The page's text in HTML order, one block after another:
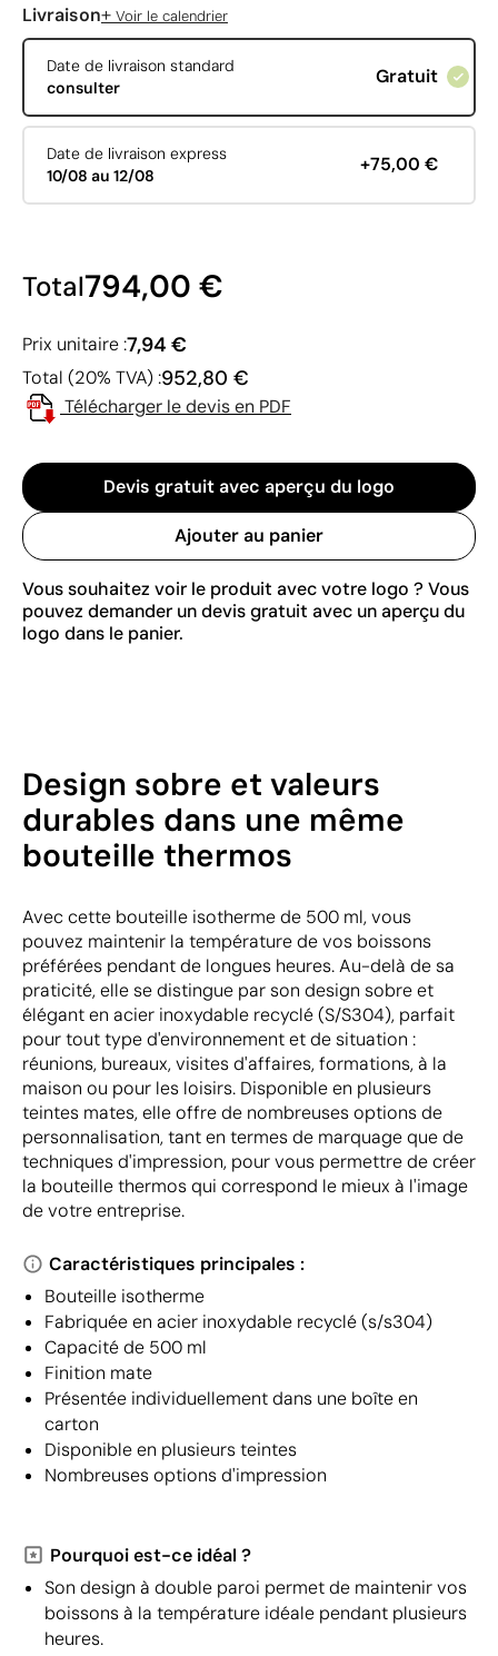
Livraison+ Voir le calendrier
Date de livraison standard
consulter
Gratuit
Date de livraison express
10/08 au 12/08
+75,00 €
Total794,00 €
Prix unitaire :7,94 €
Total (20% TVA) :952,80 €
Télécharger le devis en PDF
Devis gratuit avec aperçu du logo
Ajouter au panier
Vous souhaitez voir le produit avec votre logo ? Vous
pouvez demander un devis gratuit avec un aperçu du
logo dans le panier.
Design sobre et valeurs
durables dans une même
bouteille thermos
Avec cette bouteille isotherme de 500 ml, vous
pouvez maintenir la température de vos boissons
préférées pendant de longues heures. Au-delà de sa
praticité, elle se distingue par son design sobre et
élégant en acier inoxydable recyclé (S/S304), parfait
pour tout type d'environnement et de situation :
réunions, bureaux, visites d'affaires, formations, à la
maison ou pour les loisirs. Disponible en plusieurs
teintes mates, elle offre de nombreuses options de
personnalisation, tant en termes de marquage que de
techniques d'impression, pour vous permettre de créer
la bouteille thermos qui correspond le mieux à l'image
de votre entreprise.
Caractéristiques principales :
Bouteille isotherme
Fabriquée en acier inoxydable recyclé (s/s304)
Capacité de 500 ml
Finition mate
Présentée individuellement dans une boîte en
carton
Disponible en plusieurs teintes
Nombreuses options d'impression
Pourquoi est-ce idéal ?
Son design à double paroi permet de maintenir vos
boissons à la température idéale pendant plusieurs
heures.